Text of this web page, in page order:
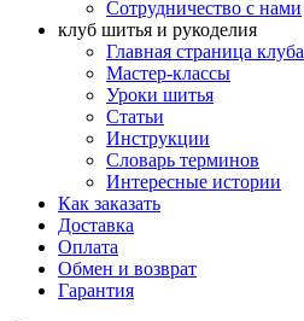
Сотрудничество с нами
клуб шитья и рукоделия
Главная страница клуба
Мастер-классы
Уроки шитья
Статьи
Инструкции
Словарь терминов
Интересные истории
Как заказать
Доставка
Оплата
Обмен и возврат
Гарантия